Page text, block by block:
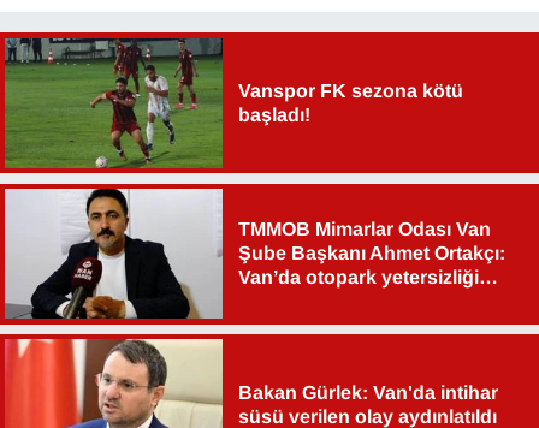
Vanspor FK sezona kötü
başladı!
TMMOB Mimarlar Odası Van
Şube Başkanı Ahmet Ortakçı:
Van’da otopark yetersizliği
Bakan Gürlek: Van'da intihar
süsü verilen olay aydınlatıldı